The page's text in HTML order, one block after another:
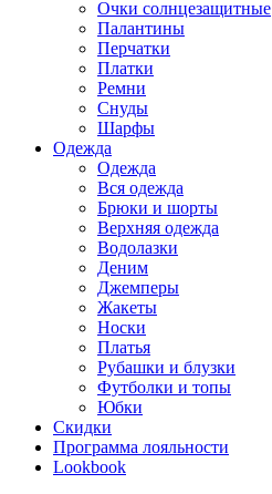
Очки солнцезащитные
Палантины
Перчатки
Платки
Ремни
Снуды
Шарфы
Одежда
Одежда
Вся одежда
Брюки и шорты
Верхняя одежда
Водолазки
Деним
Джемперы
Жакеты
Носки
Платья
Рубашки и блузки
Футболки и топы
Юбки
Скидки
Программа лояльности
Lookbook